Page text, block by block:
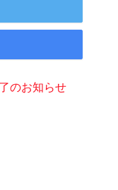
のお知らせ